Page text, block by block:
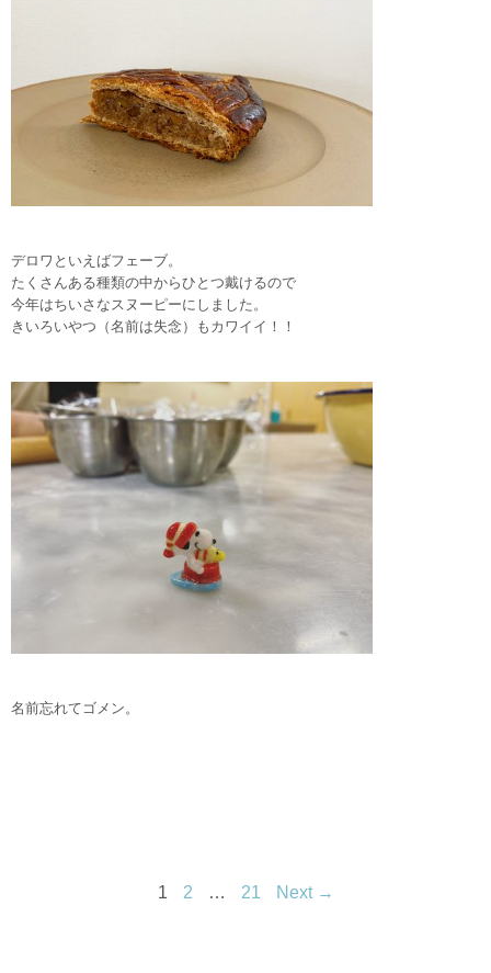
デロワといえばフェーブ。
たくさんある種類の中からひとつ戴けるので
今年はちいさなスヌーピーにしました。
きいろいやつ（名前は失念）もカワイイ！！
名前忘れてゴメン。
1 2 … 21 Next →